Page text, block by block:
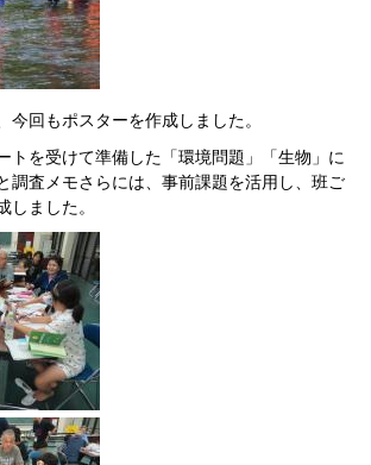
今回もポスターを作成しました。
トを受けて準備した「環境問題」「生物」に
調査メモさらには、事前課題を活用し、班ご
しました。